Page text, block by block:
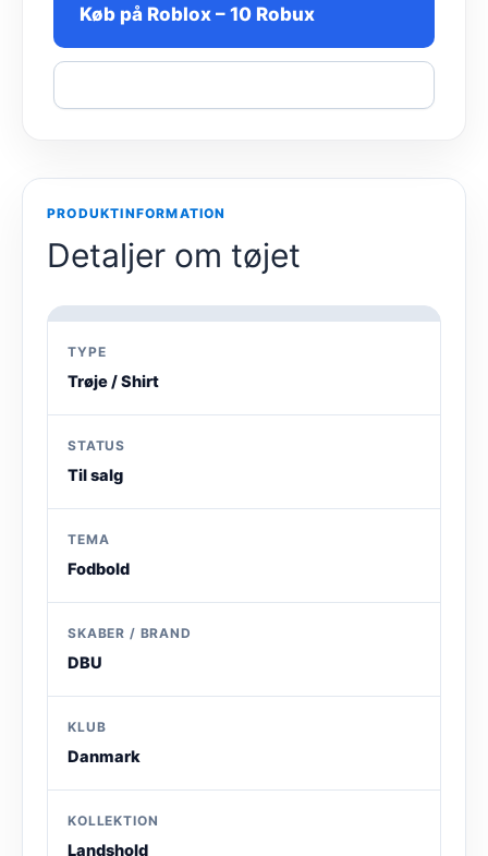
Køb på Roblox – 10 Robux
PRODUKTINFORMATION
Detaljer om tøjet
TYPE
Trøje / Shirt
STATUS
Til salg
TEMA
Fodbold
SKABER / BRAND
DBU
KLUB
Danmark
KOLLEKTION
Landshold